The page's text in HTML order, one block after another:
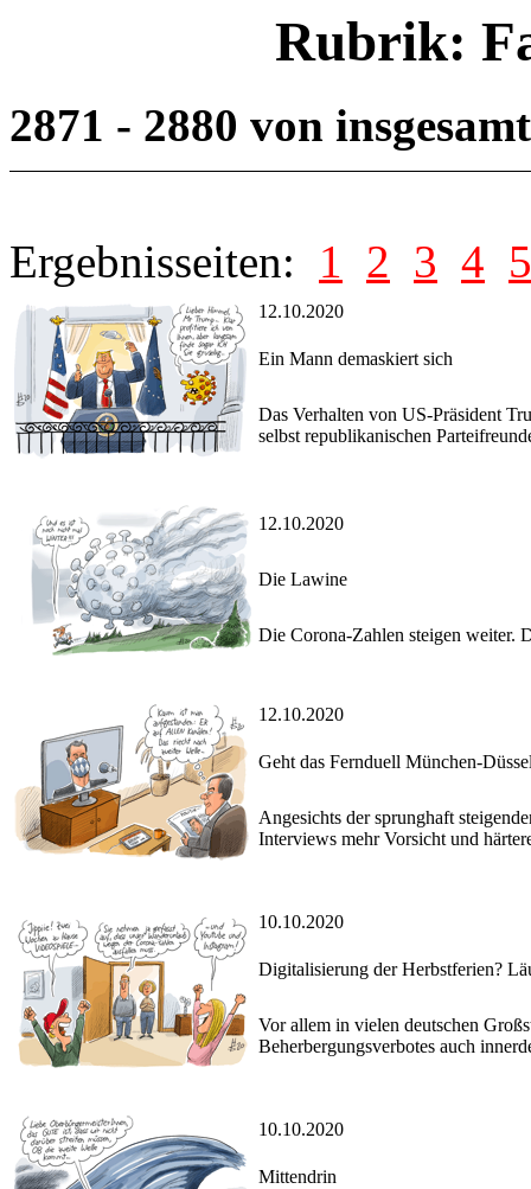
Rubrik:
2871 - 2880 von
Ergebnisseiten: 1 2 3 4 5
12.10.2020
Ein Mann demaskiert sich
Das Verhalten von US-Präsident
selbst republikanischen
12.10.2020
Die Lawine
Die Corona-Zahlen steigen weiter.
12.10.2020
Geht das Fernduell München-
Angesichts der sprunghaft
Interviews mehr Vorsicht und
10.10.2020
Digitalisierung der Herbstferien?
Vor allem in vielen deutschen
Beherbergungsverbotes auch
10.10.2020
Mittendrin